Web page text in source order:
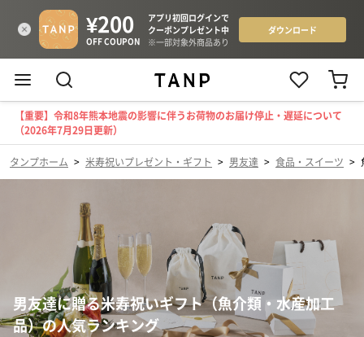
【重要】令和8年熊本地震の影響に伴うお荷物のお届け停止・遅延について
（2026年7月29日更新）
タンプホーム > 米寿祝いプレゼント・ギフト > 男友達 > 食品・スイーツ >
男友達に贈る米寿祝いギフト（魚介類・水産加工
品）の人気ランキング